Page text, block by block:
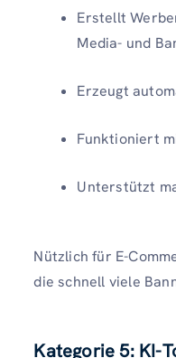
Erstellt
Media- und
Erzeugt
Funktioniert
Unterstützt
Nützlich für E-
die schnell viele
Kategorie 5: KI-